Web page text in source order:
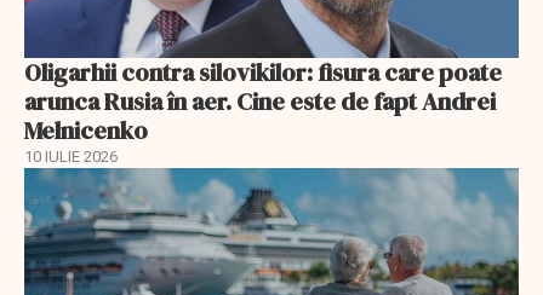
Oligarhii contra silovikilor: fisura care poate
arunca Rusia în aer. Cine este de fapt Andrei
Melnicenko
10 IULIE 2026